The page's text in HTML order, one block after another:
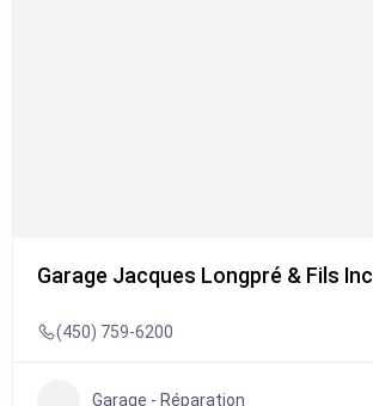
Garage Jacques Longpré & Fils Inc
(450) 759-6200
Garage - Réparation